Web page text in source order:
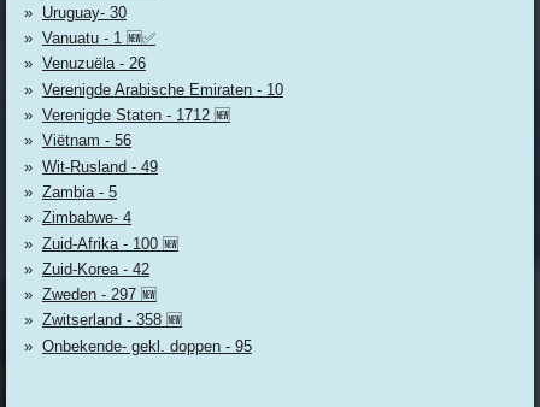
Uruguay- 30
Vanuatu - 1 🆕✅
Venuzuëla - 26
Verenigde Arabische Emiraten - 10
Verenigde Staten - 1712 🆕
Viëtnam - 56
Wit-Rusland - 49
Zambia - 5
Zimbabwe- 4
Zuid-Afrika - 100 🆕
Zuid-Korea - 42
Zweden - 297 🆕
Zwitserland - 358 🆕
Onbekende- gekl. doppen - 95